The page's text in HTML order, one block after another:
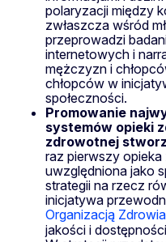
polaryzacji między
zwłaszcza wśród
przeprowadzi
internetowych i
mężczyzn i
chłopców w
społeczności.
Promowanie
systemów opieki
zdrowotnej
raz pierwszy
uwzględniona jako
strategii na rzecz
inicjatywa
Organizacją Zdrowia
jakości i